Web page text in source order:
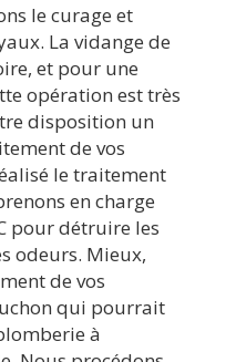
le curage et
La vidange de
et pour une
opération est très
disposition un
de vos
le traitement
en charge
pour détruire les
odeurs. Mieux,
de vos
qui pourrait
à